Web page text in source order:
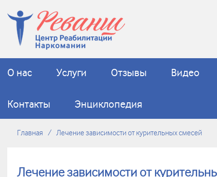
О нас Услуги Отзывы Видео
Контакты Энциклопедия
Главная Лечение зависимости от курительных смесей
Лечение зависимости от